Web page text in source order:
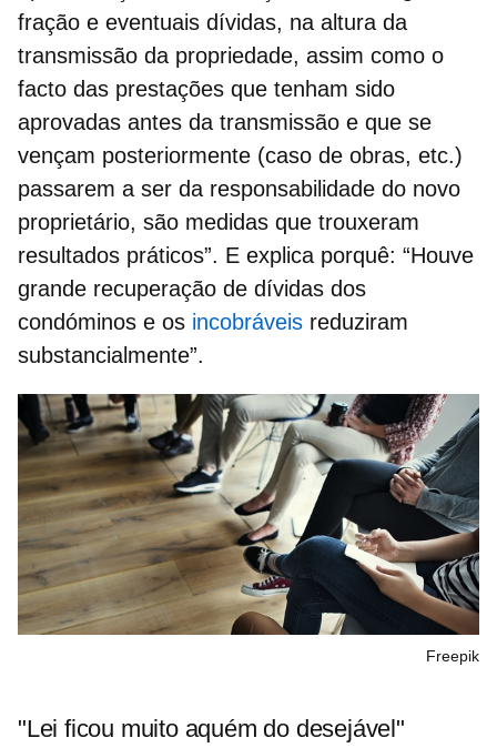
fração e eventuais dívidas, na altura da
transmissão da propriedade, assim como o
facto das prestações que tenham sido
aprovadas antes da transmissão e que se
vençam posteriormente (caso de obras, etc.)
passarem a ser da responsabilidade do novo
proprietário, são medidas que trouxeram
resultados práticos”. E explica porquê: “Houve
grande recuperação de dívidas dos
condóminos e os incobráveis reduziram
substancialmente”.
Freepik
"Lei ficou muito aquém do desejável"